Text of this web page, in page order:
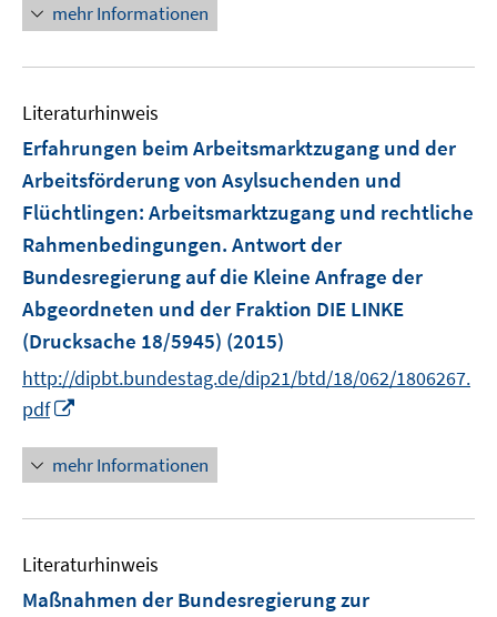
e
n
e
u
m
F
n
s
t
e
r
ö
f
f
n
mehr Informationen
Literaturhinweis
Erfahrungen beim Arbeitsmarktzugang und der
Arbeitsförderung von Asylsuchenden und
Flüchtlingen: Arbeitsmarktzugang und rechtliche
Rahmenbedingungen. Antwort der
Bundesregierung auf die Kleine Anfrage der
Abgeordneten und der Fraktion DIE LINKE
(Drucksache 18/5945) (2015)
http://dipbt.bundestag.de/dip21/btd/18/062/1806267.
pdf
n
e
u
m
F
mehr Informationen
Literaturhinweis
Maßnahmen der Bundesregierung zur